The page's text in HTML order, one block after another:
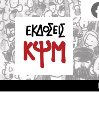
Παράκαμψη
προς
το
κυρίως
περιεχόμενο